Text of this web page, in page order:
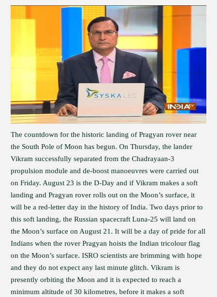
The countdown for the historic landing of Pragyan rover near
the South Pole of Moon has begun. On Thursday, the lander
Vikram successfully separated from the Chadrayaan-3
propulsion module and de-boost manoeuvres were carried out
on Friday. August 23 is the D-Day and if Vikram makes a soft
landing and Pragyan rover rolls out on the Moon’s surface, it
will be a red-letter day in the history of India. Two days prior to
this soft landing, the Russian spacecraft Luna-25 will land on
the Moon’s surface on August 21. It will be a day of pride for all
Indians when the rover Pragyan hoists the Indian tricolour flag
on the Moon’s surface. ISRO scientists are brimming with hope
and they do not expect any last minute glitch. Vikram is
presently orbiting the Moon and it is expected to reach a
minimum altitude of 30 kilometres, before it makes a soft